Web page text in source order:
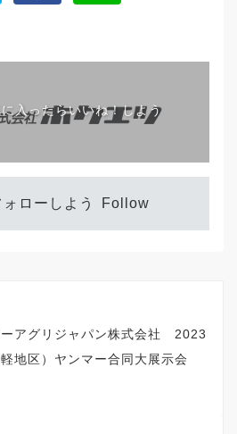
入ったらいいね！しよう
ローしよう Follow
ーアグリジャパン株式会社 2023
地区）ヤンマー合同大展示会